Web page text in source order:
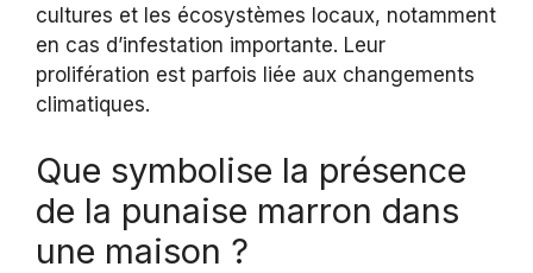
cultures et les écosystèmes locaux, notamment
en cas d’infestation importante. Leur
prolifération est parfois liée aux changements
climatiques.
Que symbolise la présence
de la punaise marron dans
une maison ?